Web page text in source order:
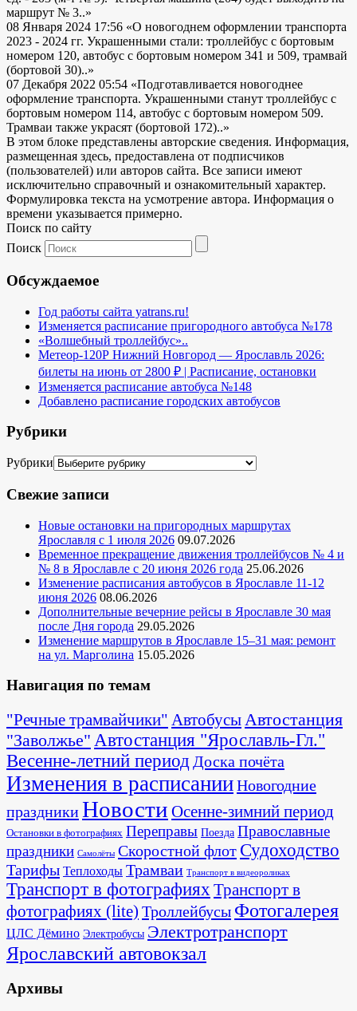
маршрут № 3..»
08 Января 2024 17:56 «О новогоднем оформлении транспорта
2023 - 2024 гг. Украшенными стали: троллейбус с бортовым
номером 120, автобус с бортовым номером 341 и 509, трамвай
(бортовой 30)..»
07 Декабря 2022 05:54 «Подготавливается новогоднее
оформление транспорта. Украшенными станут троллейбус с
бортовым номером 114, автобус с бортовым номером 509.
Трамваи также украсят (бортовой 172)..»
В этом блоке представлены авторские сведения. Информация,
размещенная здесь, предоставлена от подписчиков
(пользователей) или авторов сайта. Все записи имеют
исключительно справочный и ознакомительный характер.
Формулировка текста на усмотрение автора. Информация о
времени указывается примерно.
Поиск по сайту
Поиск
Обсуждаемое
Год работы сайта yatrans.ru!
Изменяется расписание пригородного автобуса №178
«Волшебный троллейбус»..
Метеор-120Р Нижний Новгород — Ярославль 2026:
билеты на июнь от 2800 ₽ | Расписание, остановки
Изменяется расписание автобуса №148
Добавлено расписание городских автобусов
Рубрики
Рубрики
Свежие записи
Новые остановки на пригородных маршрутах
Ярославля с 1 июля 2026 09.07.2026
Временное прекращение движения троллейбусов № 4 и
№ 8 в Ярославле с 20 июня 2026 года 25.06.2026
Изменение расписания автобусов в Ярославле 11-12
июня 2026 08.06.2026
Дополнительные вечерние рейсы в Ярославле 30 мая
после Дня города 29.05.2026
Изменение маршрутов в Ярославле 15–31 мая: ремонт
на ул. Марголина 15.05.2026
Навигация по темам
"Речные трамвайчики" АвтобусыАвтостанция
"Заволжье" Автостанция "Ярославль-Гл."
Весенне-летний период Доска почёта
Изменения в расписанииНовогодние
праздникиНовости Осенне-зимний период
Остановки в фотографиях Переправы Поезда Православные
праздники Самолёты Скоростной флот Судоходство
Тарифы Теплоходы Трамваи Транспорт в видеороликах
Транспорт в фотографияхТранспорт в
фотографиях (lite) Троллейбусы Фотогалерея
ЦЛС Дёмино Электробусы Электротранспорт
Ярославский автовокзал
Архивы